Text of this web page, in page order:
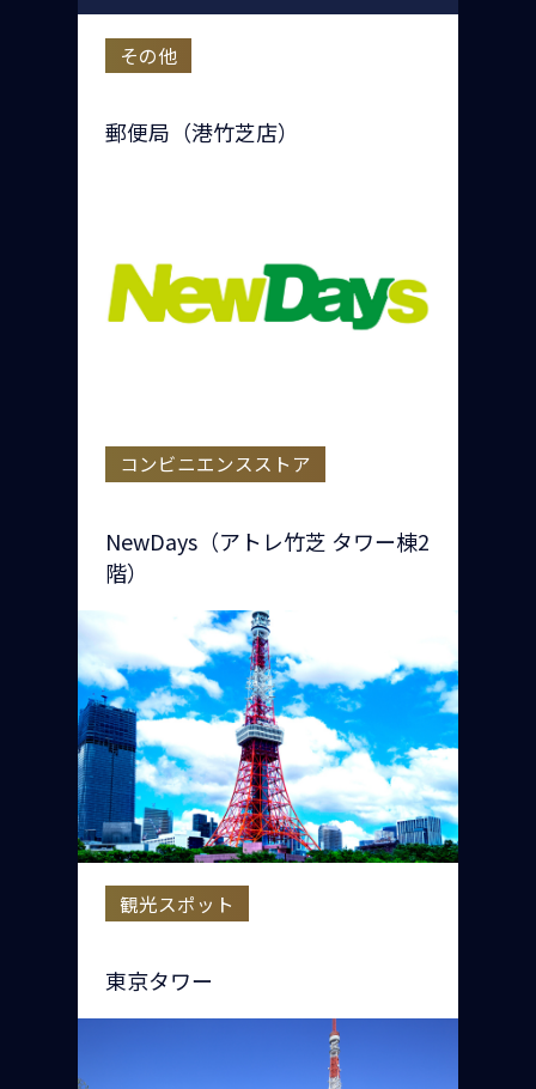
その他
郵便局（港竹芝店）
コンビニエンスストア
NewDays（アトレ竹芝 タワー棟2
階）
観光スポット
東京タワー